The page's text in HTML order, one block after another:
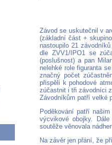
Závod se uskutečnil v
(základní část +
nastoupilo 21
dle ZVV1/IPO1 se
(poslušnost) a pan
nelehké role figuranta
značný počet
přispěli k pohodové
zúčastnit i tři závodníci
Závodníkům patří velké
Poděkování patří
výcvikové obojky.
soutěže věnovala
Na závěr jen přání, že